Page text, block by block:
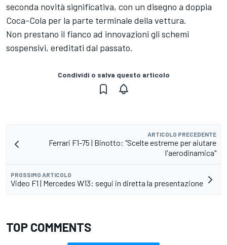
seconda novità significativa, con un disegno a doppia
Coca-Cola per la parte terminale della vettura.
Non prestano il fianco ad innovazioni gli schemi
sospensivi, ereditati dal passato.
Condividi o salva questo articolo
ARTICOLO PRECEDENTE
Ferrari F1-75 | Binotto: "Scelte estreme per aiutare
l'aerodinamica"
PROSSIMO ARTICOLO
Video F1 | Mercedes W13: segui in diretta la presentazione
TOP COMMENTS